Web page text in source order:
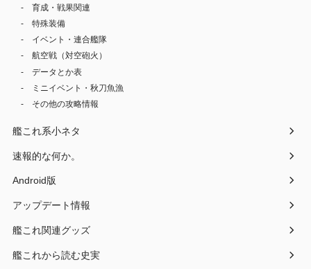
育成・戦果関連
特殊装備
イベント・連合艦隊
航空戦（対空砲火）
データとか表
ミニイベント・秋刀魚漁
その他の攻略情報
艦これ系小ネタ
速報的な何か。
Android版
アップデート情報
艦これ関連グッズ
艦これから読む史実